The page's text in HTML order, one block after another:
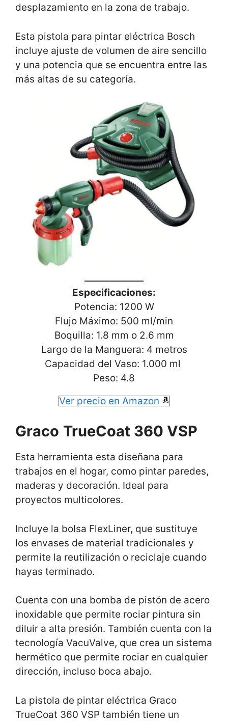
desplazamiento en la zona de trabajo.
Esta pistola para pintar eléctrica Bosch
incluye ajuste de volumen de aire sencillo
y una potencia que se encuentra entre las
más altas de su categoría.
Especificaciones:
Potencia: 1200 W
Flujo Máximo: 500 ml/min
Boquilla: 1.8 mm o 2.6 mm
Largo de la Manguera: 4 metros
Capacidad del Vaso: 1.000 ml
Peso: ‎4.8
Ver precio en Amazon
Graco TrueCoat 360 VSP
Esta herramienta esta diseñana para
trabajos en el hogar, como pintar paredes,
maderas y decoración. Ideal para
proyectos multicolores.
Incluye la bolsa FlexLiner, que sustituye
los envases de material tradicionales y
permite la reutilización o reciclaje cuando
hayas terminado.
Cuenta con una bomba de pistón de acero
inoxidable que permite rociar pintura sin
diluir a alta presión. También cuenta con la
tecnología VacuValve, que crea un sistema
hermético que permite rociar en cualquier
dirección, incluso boca abajo.
La pistola de pintar eléctrica Graco
TrueCoat 360 VSP también tiene un